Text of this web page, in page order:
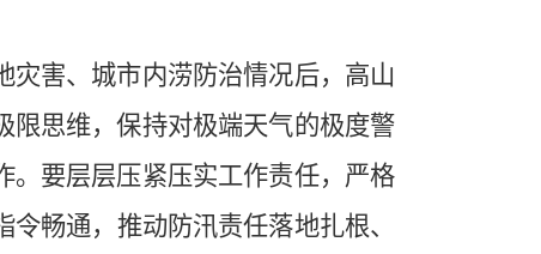
害、城市内涝防治情况后，高山
限思维，保持对极端天气的极度警
。要层层压紧压实工作责任，严格
畅通，推动防汛责任落地扎根、